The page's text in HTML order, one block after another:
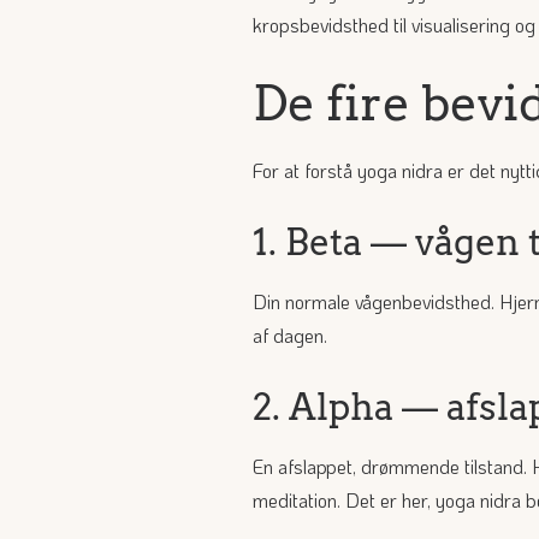
kropsbevidsthed til visualisering
De fire
For at forstå yoga nidra er det
1. Beta — vågen
Din normale vågenbevidsthed.
af dagen.
2. Alpha —
En afslappet, drømmende tilstand.
meditation. Det er her, yoga nidra